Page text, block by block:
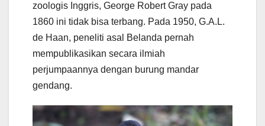
zoologis Inggris, George Robert Gray pada
1860 ini tidak bisa terbang. Pada 1950, G.A.L.
de Haan, peneliti asal Belanda pernah
mempublikasikan secara ilmiah
perjumpaannya dengan burung mandar
gendang.